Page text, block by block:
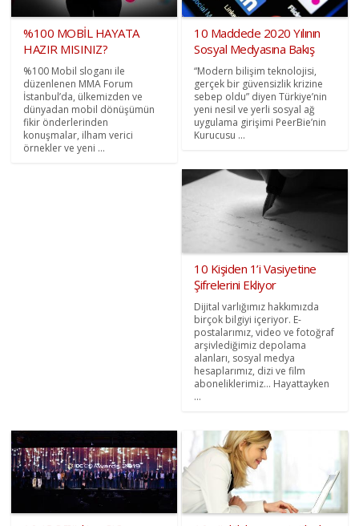
%100 MOBİL HAYATA
HAZIR MISINIZ?
%100 Mobil sloganı ile
düzenlenen MMA Forum
İstanbul’da, ülkemizden ve
dünyadan mobil dönüşümün
fikir önderlerinden
konuşmalar, ilham verici
örnekler ve yeni ...
10 Maddede 2020 Yılının
Sosyal Medyasına Bakış
“Modern bilişim teknolojisi,
gerçek bir güvensizlik krizine
sebep oldu” diyen Türkiye’nin
yeni nesil ve yerli sosyal ağ
uygulama girişimi PeerBie’nin
Kurucusu ...
10 Kişiden 1’i Vasiyetine
Şifrelerini Ekliyor
Dijital varlığımız hakkımızda
birçok bilgiyi içeriyor. E-
postalarımız, video ve fotoğraf
arşivlediğimiz depolama
alanları, sosyal medya
hesaplarımız, dizi ve film
aboneliklerimiz… Hayattayken
...